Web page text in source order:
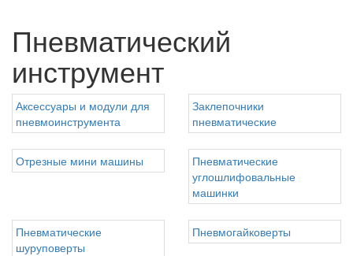
Пневматический
инструмент
Аксессуары и модули для
пневмоинструмента
Заклепочники
пневматические
Отрезные мини машины
Пневматические
углошлифовальные
машинки
Пневматические
шуруповерты
Пневмогайковерты